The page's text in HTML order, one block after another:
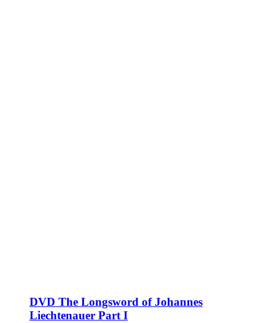
DVD The Longsword of Johannes
Liechtenauer Part I